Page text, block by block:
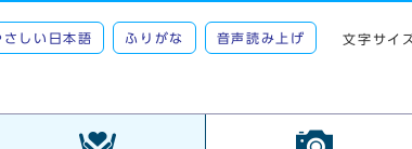
さしい日本語 ふりがな 音声読み上げ 文字サイ